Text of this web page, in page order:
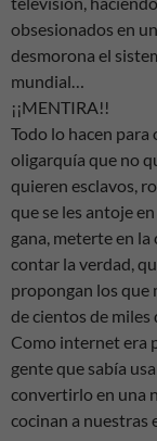
obsesionados en
desmorona el
mundial…
¡¡MENTIRA!!
Todo lo hacen para
oligarquía que no
quieren esclavos,
que se les antoje
gana, meterte en
contar la verdad,
propongan los que
de cientos de miles
Como internet era
gente que sabía
convertirlo en una
cocinan a nuestras